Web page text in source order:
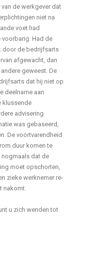
de werkgever dat
niet na
voet had
Had de
door de bedrijfsarts
afgewacht, dan
geweest. De
dat hij niet op
deelname aan
klussende
advisering
was gebaseerd,
De voortvarendheid
duur komen te
nogmaals dat de
moet opschorten,
zieke werknemer re-
nakomt.
u zich wenden tot